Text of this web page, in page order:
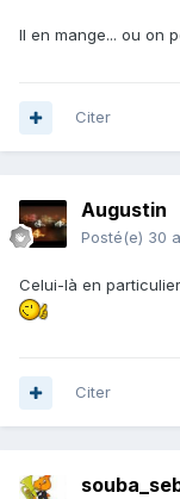
Il en mange... ou on
Citer
Augustin
Posté(e) 30
Celui-là en
Citer